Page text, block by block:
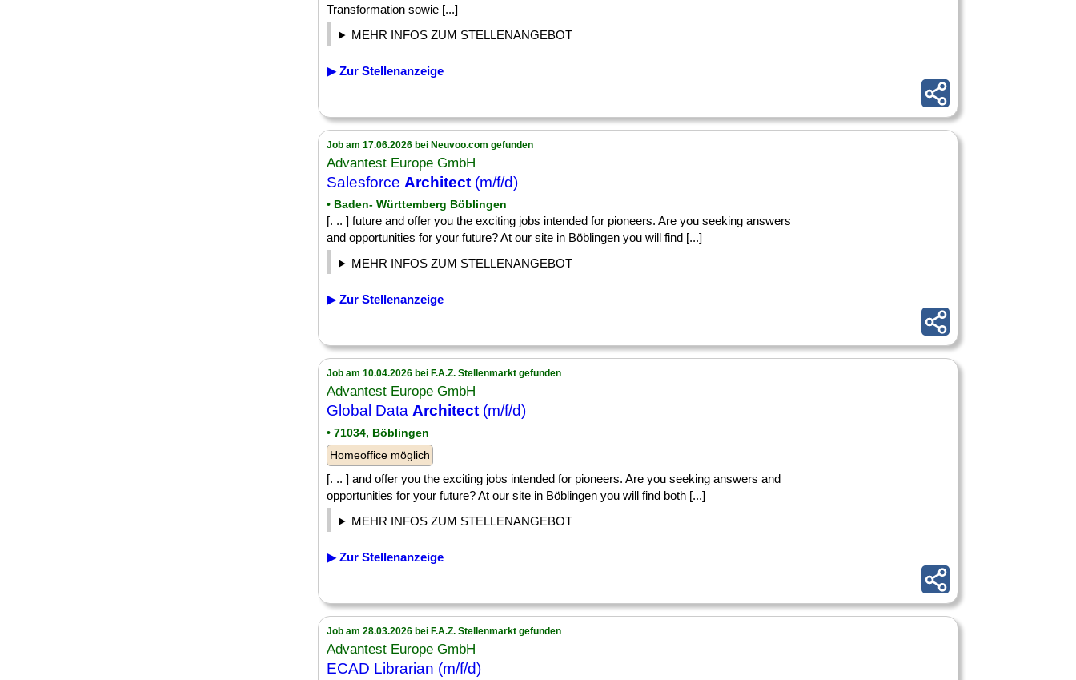
Transformation sowie [...]
MEHR INFOS ZUM STELLENANGEBOT
▶ Zur Stellenanzeige
Job am 17.06.2026 bei Neuvoo.com gefunden
Advantest Europe GmbH
Salesforce Architect (m/f/d)
• Baden- Württemberg Böblingen
[. .. ] future and offer you the exciting jobs intended for pioneers. Are you seeking answers
and opportunities for your future? At our site in Böblingen you will find [...]
MEHR INFOS ZUM STELLENANGEBOT
▶ Zur Stellenanzeige
Job am 10.04.2026 bei F.A.Z. Stellenmarkt gefunden
Advantest Europe GmbH
Global Data Architect (m/f/d)
• 71034, Böblingen
Homeoffice möglich
[. .. ] and offer you the exciting jobs intended for pioneers. Are you seeking answers and
opportunities for your future? At our site in Böblingen you will find both [...]
MEHR INFOS ZUM STELLENANGEBOT
▶ Zur Stellenanzeige
Job am 28.03.2026 bei F.A.Z. Stellenmarkt gefunden
Advantest Europe GmbH
ECAD Librarian (m/f/d)